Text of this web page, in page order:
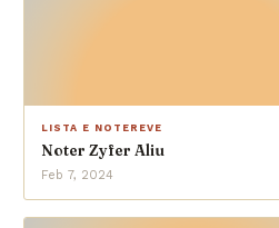
LISTA E NOTEREVE
Noter Zyfer Aliu
Feb 7, 2024